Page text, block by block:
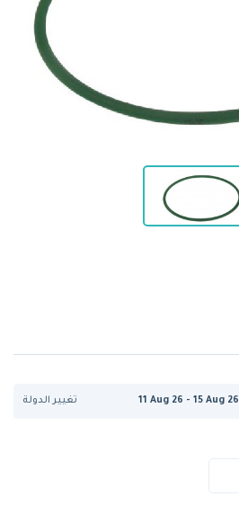
11 Aug 26 - 15 Aug 26 تغيير الدولة